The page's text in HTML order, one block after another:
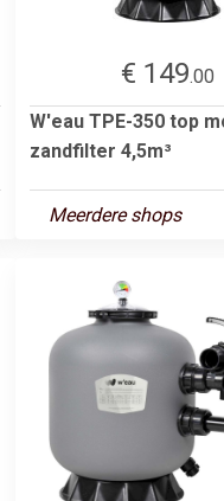
€ 149.00
W'eau TPE-350 top
zandfilter 4,5m³
Meerdere shops